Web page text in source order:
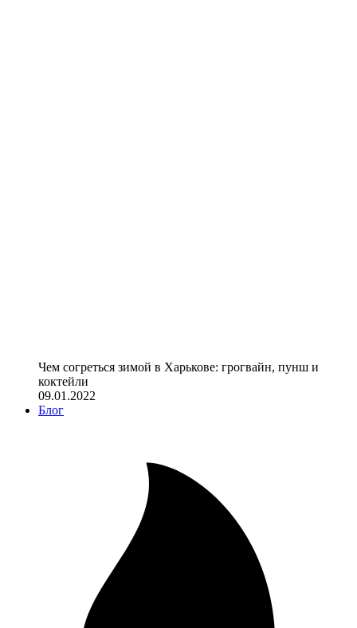
Чем согреться зимой в Харькове: грогвайн, пунш и
коктейли
09.01.2022
Блог